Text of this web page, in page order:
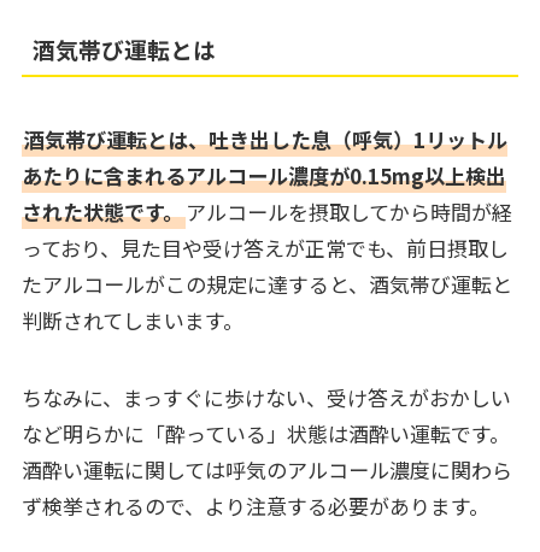
酒気帯び運転とは
酒気帯び運転とは、吐き出した息（呼気）1リットル
あたりに含まれるアルコール濃度が0.15mg以上検出
された状態です。アルコールを摂取してから時間が経
っており、見た目や受け答えが正常でも、前日摂取し
たアルコールがこの規定に達すると、酒気帯び運転と
判断されてしまいます。
ちなみに、まっすぐに歩けない、受け答えがおかしい
など明らかに「酔っている」状態は酒酔い運転です。
酒酔い運転に関しては呼気のアルコール濃度に関わら
ず検挙されるので、より注意する必要があります。